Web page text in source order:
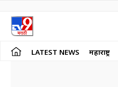
LATEST NEWS महाराष्ट्र